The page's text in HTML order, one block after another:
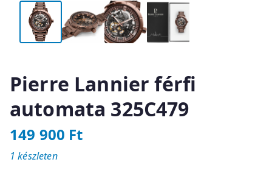
Pierre Lannier férfi
automata 325C479
149 900 Ft
1 készleten